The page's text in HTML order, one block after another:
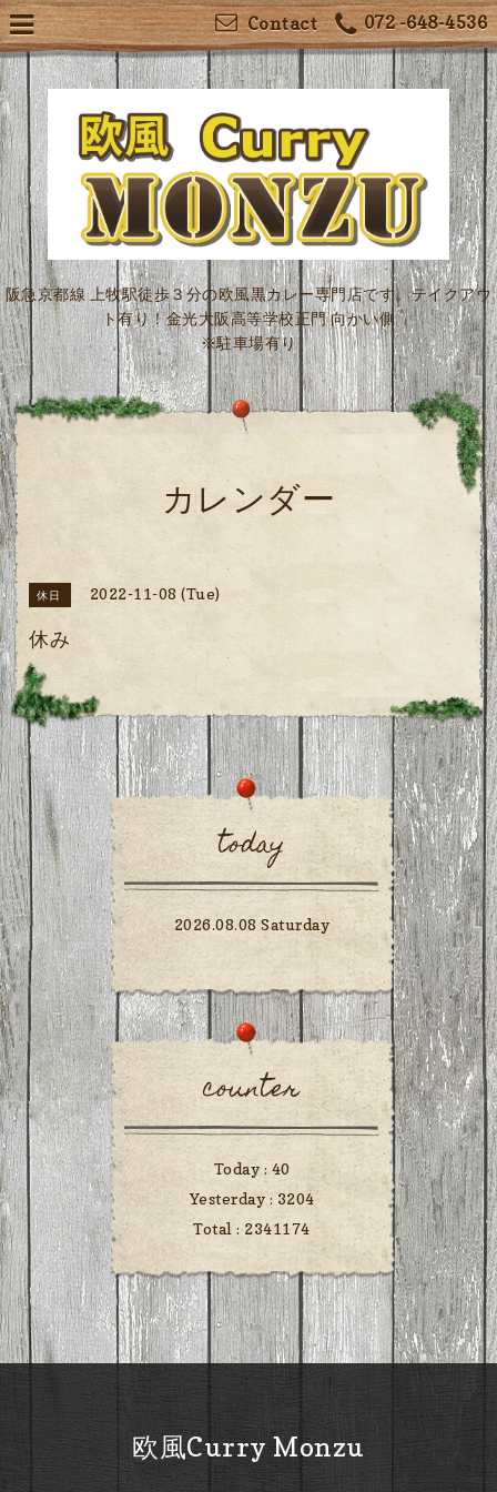
072 -648-4536
Contact
阪急京都線 上牧駅徒歩３分の欧風黒カレー専門店です。テイクアウ
ト有り！金光大阪高等学校正門 向かい側
※駐車場有り
カレンダー
休日 2022-11-08 (Tue)
休み
today
2026.08.08 Saturday
counter
Today : 40
Yesterday : 3204
Total : 2341174
欧風Curry Monzu